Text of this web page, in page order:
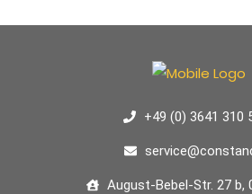
+49 (0) 3641 310
August-Bebel-Str. 27 b,